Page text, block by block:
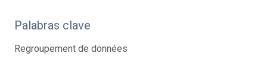
Palabras clave
Regroupement de données